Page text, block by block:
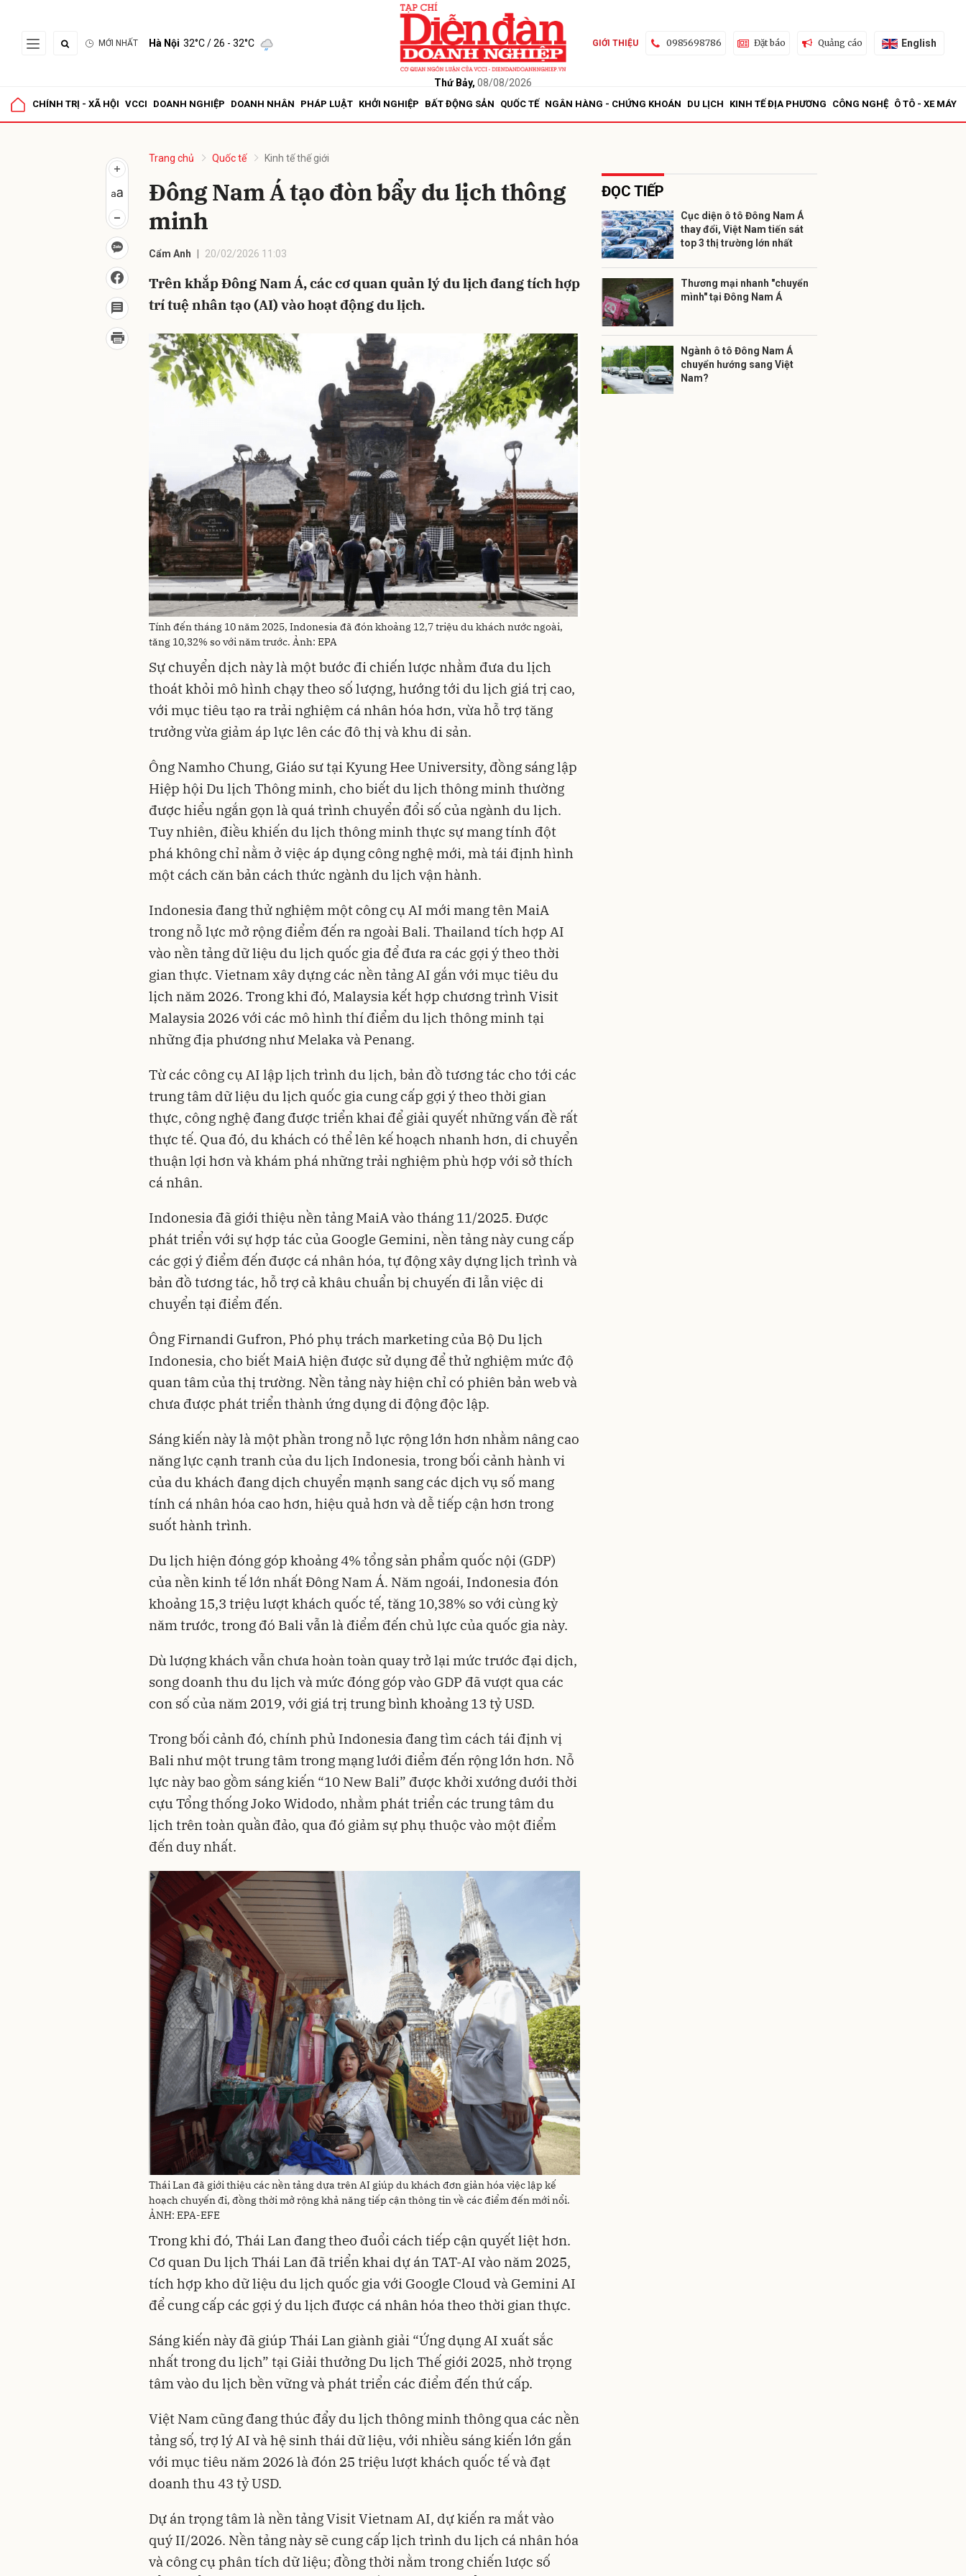
MỚI NHẤT Hà Nội 32°C/ 26 - 32°C
Thứ Bảy, 08/08/2026
GIỚI THIỆU 0985698786 Đặt báo Quảng cáo English
CHÍNH TRỊ - XÃ HỘI VCCI DOANH NGHIỆP DOANH NHÂN PHÁP LUẬT KHỞI NGHIỆP BẤT ĐỘNG SẢN QUỐC TẾ NGÂN HÀNG - CHỨNG KHOÁN DU LỊCH KINH TẾ ĐỊA PHƯƠNG CÔNG NGHỆ Ô TÔ - XE MÁY
Trang chủ Quốc tế Kinh tế thế giới
Đông Nam Á tạo đòn bẩy du lịch thông
minh
Cẩm Anh 20/02/2026 11:03
Trên khắp Đông Nam Á, các cơ quan quản lý du lịch đang tích hợp
trí tuệ nhân tạo (AI) vào hoạt động du lịch.
Tính đến tháng 10 năm 2025, Indonesia đã đón khoảng 12,7 triệu du khách nước ngoài,
tăng 10,32% so với năm trước. Ảnh: EPA
Sự chuyển dịch này là một bước đi chiến lược nhằm đưa du lịch
thoát khỏi mô hình chạy theo số lượng, hướng tới du lịch giá trị cao,
với mục tiêu tạo ra trải nghiệm cá nhân hóa hơn, vừa hỗ trợ tăng
trưởng vừa giảm áp lực lên các đô thị và khu di sản.
Ông Namho Chung, Giáo sư tại Kyung Hee University, đồng sáng lập
Hiệp hội Du lịch Thông minh, cho biết du lịch thông minh thường
được hiểu ngắn gọn là quá trình chuyển đổi số của ngành du lịch.
Tuy nhiên, điều khiến du lịch thông minh thực sự mang tính đột
phá không chỉ nằm ở việc áp dụng công nghệ mới, mà tái định hình
một cách căn bản cách thức ngành du lịch vận hành.
Indonesia đang thử nghiệm một công cụ AI mới mang tên MaiA
trong nỗ lực mở rộng điểm đến ra ngoài Bali. Thailand tích hợp AI
vào nền tảng dữ liệu du lịch quốc gia để đưa ra các gợi ý theo thời
gian thực. Vietnam xây dựng các nền tảng AI gắn với mục tiêu du
lịch năm 2026. Trong khi đó, Malaysia kết hợp chương trình Visit
Malaysia 2026 với các mô hình thí điểm du lịch thông minh tại
những địa phương như Melaka và Penang.
Từ các công cụ AI lập lịch trình du lịch, bản đồ tương tác cho tới các
trung tâm dữ liệu du lịch quốc gia cung cấp gợi ý theo thời gian
thực, công nghệ đang được triển khai để giải quyết những vấn đề rất
thực tế. Qua đó, du khách có thể lên kế hoạch nhanh hơn, di chuyển
thuận lợi hơn và khám phá những trải nghiệm phù hợp với sở thích
cá nhân.
Indonesia đã giới thiệu nền tảng MaiA vào tháng 11/2025. Được
phát triển với sự hợp tác của Google Gemini, nền tảng này cung cấp
các gợi ý điểm đến được cá nhân hóa, tự động xây dựng lịch trình và
bản đồ tương tác, hỗ trợ cả khâu chuẩn bị chuyến đi lẫn việc di
chuyển tại điểm đến.
Ông Firnandi Gufron, Phó phụ trách marketing của Bộ Du lịch
Indonesia, cho biết MaiA hiện được sử dụng để thử nghiệm mức độ
quan tâm của thị trường. Nền tảng này hiện chỉ có phiên bản web và
chưa được phát triển thành ứng dụng di động độc lập.
Sáng kiến này là một phần trong nỗ lực rộng lớn hơn nhằm nâng cao
năng lực cạnh tranh của du lịch Indonesia, trong bối cảnh hành vi
của du khách đang dịch chuyển mạnh sang các dịch vụ số mang
tính cá nhân hóa cao hơn, hiệu quả hơn và dễ tiếp cận hơn trong
suốt hành trình.
Du lịch hiện đóng góp khoảng 4% tổng sản phẩm quốc nội (GDP)
của nền kinh tế lớn nhất Đông Nam Á. Năm ngoái, Indonesia đón
khoảng 15,3 triệu lượt khách quốc tế, tăng 10,38% so với cùng kỳ
năm trước, trong đó Bali vẫn là điểm đến chủ lực của quốc gia này.
Dù lượng khách vẫn chưa hoàn toàn quay trở lại mức trước đại dịch,
song doanh thu du lịch và mức đóng góp vào GDP đã vượt qua các
con số của năm 2019, với giá trị trung bình khoảng 13 tỷ USD.
Trong bối cảnh đó, chính phủ Indonesia đang tìm cách tái định vị
Bali như một trung tâm trong mạng lưới điểm đến rộng lớn hơn. Nỗ
lực này bao gồm sáng kiến “10 New Bali” được khởi xướng dưới thời
cựu Tổng thống Joko Widodo, nhằm phát triển các trung tâm du
lịch trên toàn quần đảo, qua đó giảm sự phụ thuộc vào một điểm
đến duy nhất.
Thái Lan đã giới thiệu các nền tảng dựa trên AI giúp du khách đơn giản hóa việc lập kế
hoạch chuyến đi, đồng thời mở rộng khả năng tiếp cận thông tin về các điểm đến mới nổi.
ẢNH: EPA-EFE
Trong khi đó, Thái Lan đang theo đuổi cách tiếp cận quyết liệt hơn.
Cơ quan Du lịch Thái Lan đã triển khai dự án TAT-AI vào năm 2025,
tích hợp kho dữ liệu du lịch quốc gia với Google Cloud và Gemini AI
để cung cấp các gợi ý du lịch được cá nhân hóa theo thời gian thực.
Sáng kiến này đã giúp Thái Lan giành giải “Ứng dụng AI xuất sắc
nhất trong du lịch” tại Giải thưởng Du lịch Thế giới 2025, nhờ trọng
tâm vào du lịch bền vững và phát triển các điểm đến thứ cấp.
Việt Nam cũng đang thúc đẩy du lịch thông minh thông qua các nền
tảng số, trợ lý AI và hệ sinh thái dữ liệu, với nhiều sáng kiến lớn gắn
với mục tiêu năm 2026 là đón 25 triệu lượt khách quốc tế và đạt
doanh thu 43 tỷ USD.
Dự án trọng tâm là nền tảng Visit Vietnam AI, dự kiến ra mắt vào
quý II/2026. Nền tảng này sẽ cung cấp lịch trình du lịch cá nhân hóa
và công cụ phân tích dữ liệu; đồng thời nằm trong chiến lược số
ĐỌC TIẾP
Cục diện ô tô Đông Nam Á
thay đổi, Việt Nam tiến sát
top 3 thị trường lớn nhất
Thương mại nhanh "chuyển
mình" tại Đông Nam Á
Ngành ô tô Đông Nam Á
chuyển hướng sang Việt
Nam?
Gửi